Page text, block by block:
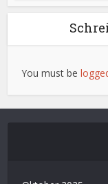
You must be